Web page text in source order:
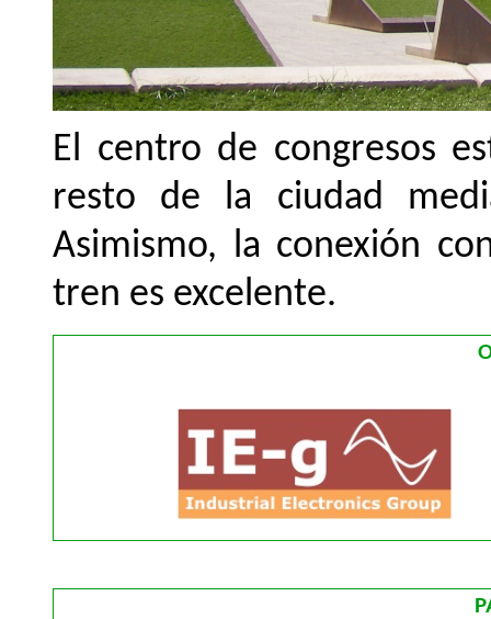
El centro de congresos
resto de la ciudad
Asimismo, la conexión
tren es excelente.